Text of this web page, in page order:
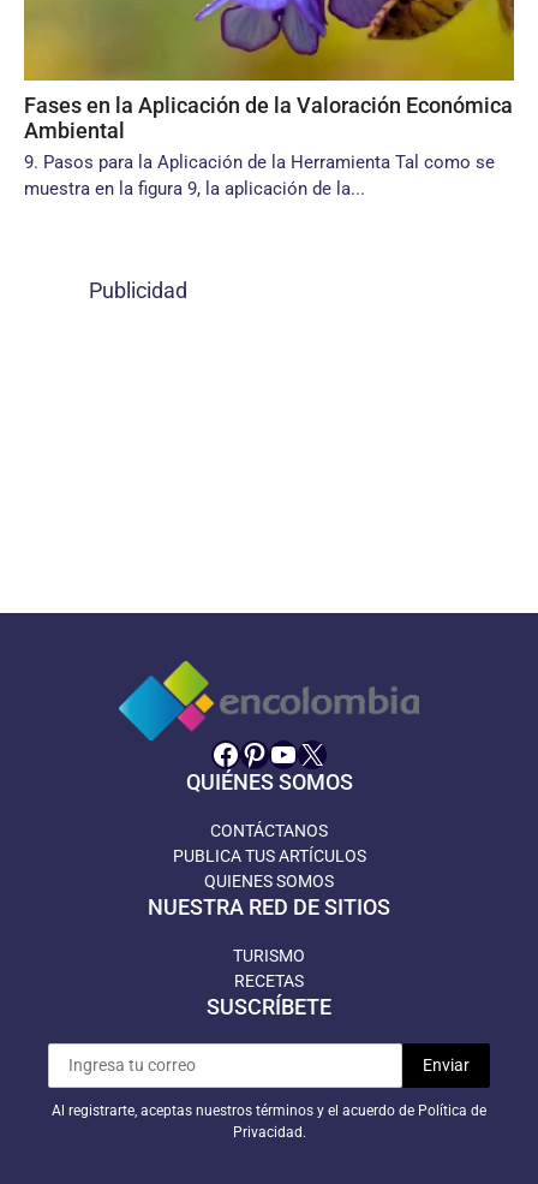
Fases en la Aplicación de la Valoración Económica
Ambiental
9. Pasos para la Aplicación de la Herramienta Tal como se
muestra en la figura 9, la aplicación de la...
Publicidad
Facebook
Pinterest
YouTube
X
QUIÉNES SOMOS
CONTÁCTANOS
PUBLICA TUS ARTÍCULOS
QUIENES SOMOS
NUESTRA RED DE SITIOS
TURISMO
RECETAS
SUSCRÍBETE
Al registrarte, aceptas nuestros términos y el acuerdo de Política de
Privacidad.